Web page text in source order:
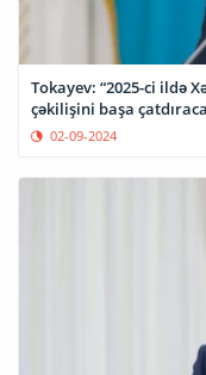
Tokayev: “2025-ci ildə
çəkilişini başa
02-09-2024